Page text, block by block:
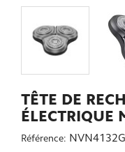
TÊTE DE
ÉLECTRIQUE
Référence: